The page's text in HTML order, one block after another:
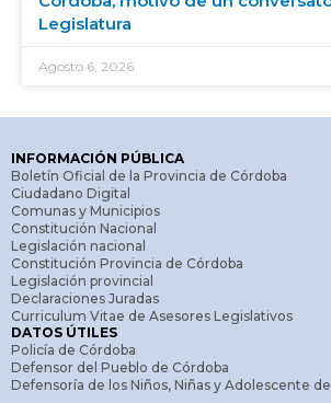
Legislatura
Agosto 6, 2026
INFORMACIÓN PÚBLICA
Boletín Oficial de la Provincia de Córdoba
Ciudadano Digital
Comunas y Municipios
Constitución Nacional
Legislación nacional
Constitución Provincia de Córdoba
Legislación provincial
Declaraciones Juradas
Curriculum Vitae de Asesores Legislativos
DATOS ÚTILES
Policía de Córdoba
Defensor del Pueblo de Córdoba
Defensoría de los Niños, Niñas y Adolescente